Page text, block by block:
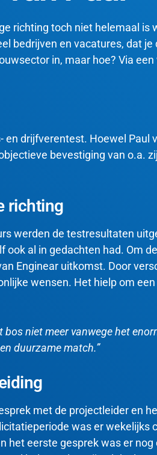
richting toch niet helemaal
bedrijven en vacatures, dat
in, maar hoe? Via
en drijfverentest. Hoewel Paul
bevestiging van o.a.
richting
werden de testresultaten
ook al in gedachten had. Om
Enginear uitkomst. Door
wensen. Het hielp om
niet meer vanwege het
duurzame match.”
met de projectleider en
was er
het eerste gesprek was er